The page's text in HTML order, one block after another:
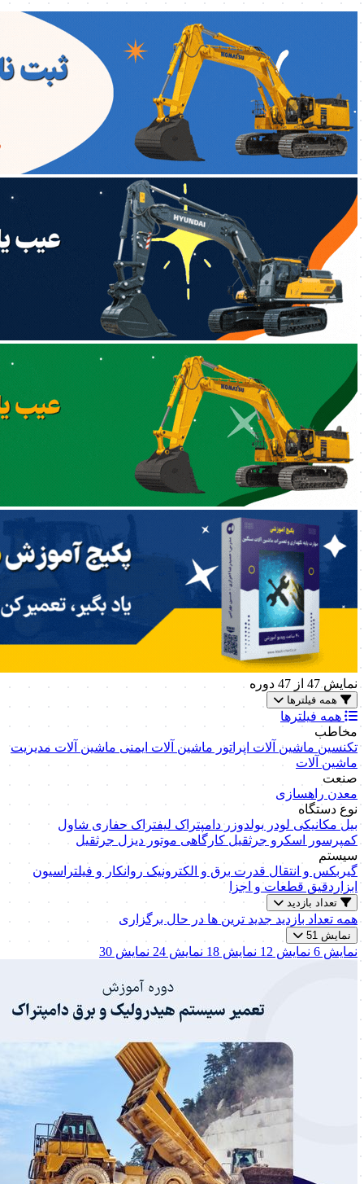
نمایش47 از 47 دوره
همه فیلترها
همه فیلترها
مخاطب
تکنسین ماشین آلات اپراتور ماشین آلات ایمنی ماشین آلات مدیریت
ماشین آلات
صنعت
معدن راهسازی
نوع دستگاه
بیل مکانیکی لودر بولدوزردامپتراک لیفتراک حفاری شاول
کمپرسور اسکرو جرثقیل کارگاهی موتور دیزل جرثقیل
سیستم
گیربکس و انتقال قدرت برق و الکترونیک روانکار و فیلتراسیون
ابزاردقیق قطعات و اجزا
تعداد بازدید
همه تعداد بازدید جدید ترین هادر حال برگزاری
نمایش 51
نمایش 6 نمایش 12 نمایش 18 نمایش 24 نمایش 30